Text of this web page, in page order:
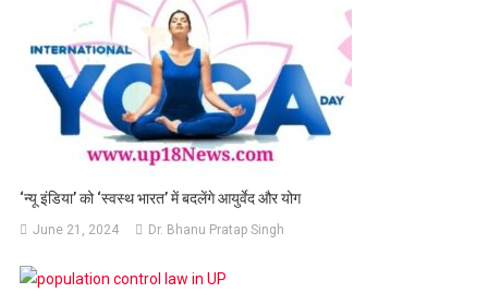
‘न्यू इंडिया’ को ‘स्वस्थ भारत’ में बदलेंगे आयुर्वेद और योग
June 21, 2024 Dr. Bhanu Pratap Singh